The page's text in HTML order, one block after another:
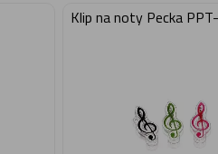
Klip na noty Pecka